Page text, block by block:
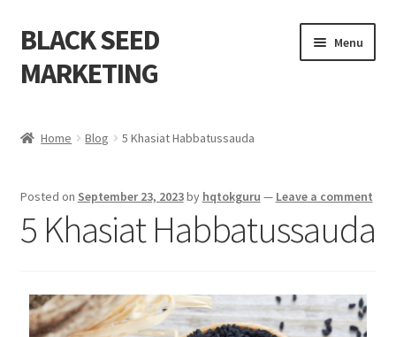
BLACK SEED
MARKETING
Menu
Shop
Checkout
Home Blog 5 Khasiat Habbatussauda
Posted on September 23, 2023by hqtokguru — Leave a comment
5 Khasiat Habbatussauda